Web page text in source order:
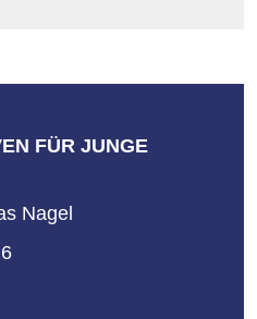
FÜR JUNGE
Nagel